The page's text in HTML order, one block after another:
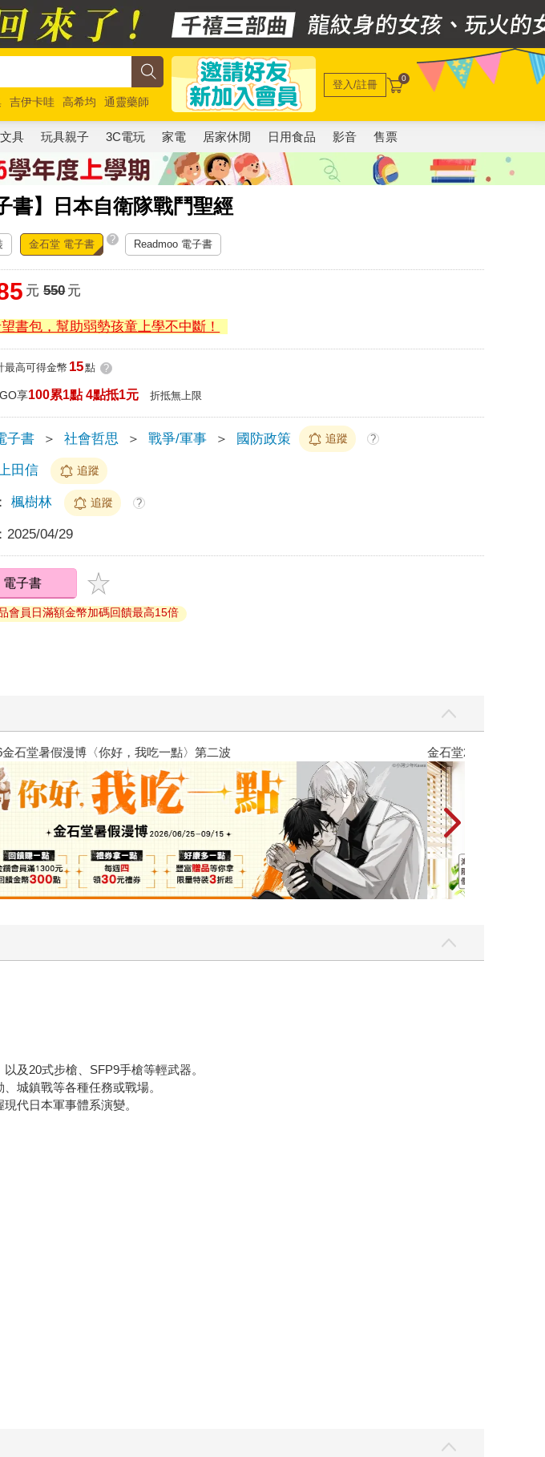
吉伊卡哇 高希均
通靈藥師
超慢跑
登入/註冊 0
文具 玩具親子 3C電玩 家電 居家休閒 日用食品 影音 售票
書】日本自衛隊戰鬥聖經
金石堂 電子書 ? Readmoo 電子書
元 550元
書包，幫助弱勢孩童上學不中斷！
最高可得金幣 15點 ?
享100累1點 4點抵1元 折抵無上限
子書 ＞ 社會哲思 ＞ 戰爭/軍事 ＞ 國防政策 追蹤 ?
上田信 追蹤
楓樹林 追蹤 ?
2025/04/29
電子書
會員日滿額金幣加碼回饋最高15倍
2026金石堂暑假漫博〈你好，我吃一點〉第二波 金石堂2026海
及20式步槍、SFP9手槍等輕武器。
城鎮戰等各種任務或戰場。
代日本軍事體系演變。